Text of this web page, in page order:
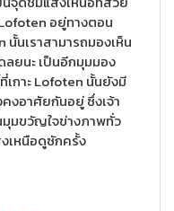
Lofoten อยู่ทางตอน
นั้นเราสามารถมองเห็น
ลยนะ เป็นอีกมุมมอง
เกาะ Lofoten นั้นยังมี
งอาศัยกันอยู่ ซึ่งเจ้า
มุมขวัญใจข่างภาพทั่ว
เหนือดูซักครั้ง